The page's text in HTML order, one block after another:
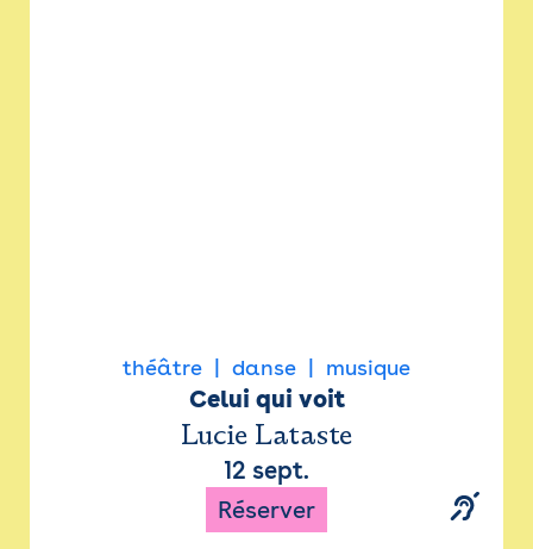
théâtre danse musique
Celui qui voit
Lucie Lataste
12 sept.
Réserver